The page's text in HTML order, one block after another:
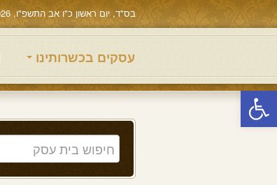
פתח סרגל נגישות
בס"ד, יום ראשון כ"ו אב התשפ"ו, 09.08.2026
עסקים בכשרותינו